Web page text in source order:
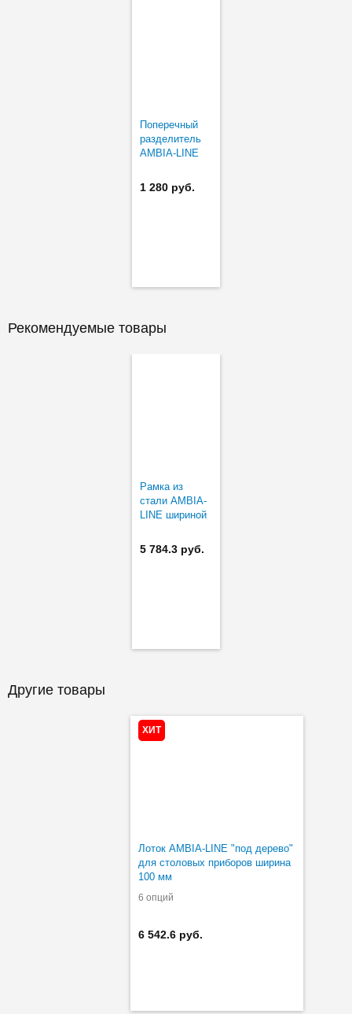
Поперечный
разделитель
AMBIA-LINE
ширина 200 мм
высота 50 мм
1 280 руб.
Рекомендуемые товары
Рамка из
стали AMBIA-
LINE шириной
низкий ящик
(короткая)
5 784.3 руб.
Другие товары
ХИТ
Лоток AMBIA-LINE "под дерево"
для столовых приборов ширина
100 мм
6 опций
6 542.6 руб.